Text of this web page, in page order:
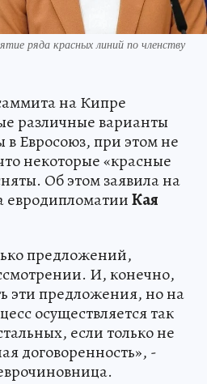
ряда красных линий по членству
на Кипре
различные варианты
Евросоюз, при этом не
некоторые «красные
Об этом заявила на
евродипломатииКая
предложений,
И, конечно,
эти предложения, но на
осуществляется так
если только не
договоренность», -